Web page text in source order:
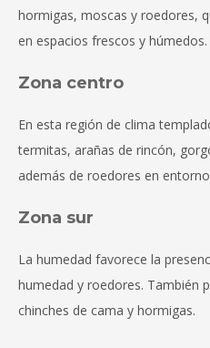
hormigas, moscas y roedores,
en espacios frescos y húmedos.
Zona centro
En esta región de clima
termitas, arañas de rincón,
además de roedores en
Zona sur
La humedad favorece la
humedad y roedores. También
chinches de cama y hormigas.